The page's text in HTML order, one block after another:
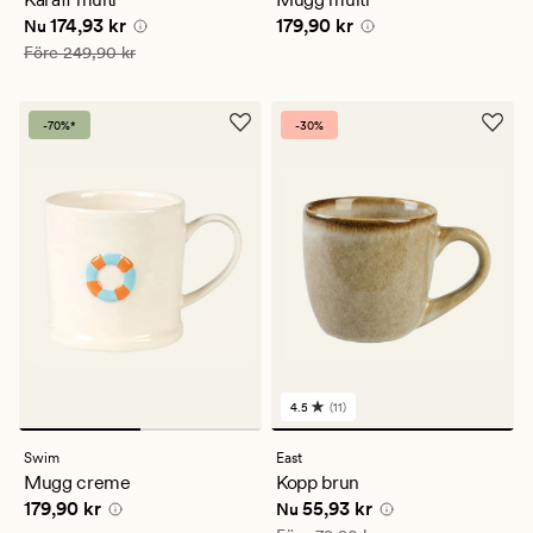
Nuvarande pris
Nu 174,93 kr
Ordinarie pris 249,90 kr
Före249,90 kr
genomsnittligt
betyg
Pris 179,90 kr
179,90 kr
-70%*
Swim
Mugg creme
Pris 179,90 kr
179,90 kr
-30%
11
omdömen
med
genomsnittligt
betyg
på
4.5 (11)
East
Kopp brun
Nuvarande pris
Nu 55,93 kr